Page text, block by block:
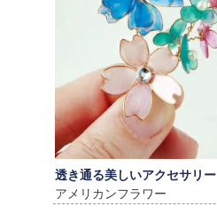
透き通る美しいアクセサリー
アメリカンフラワー